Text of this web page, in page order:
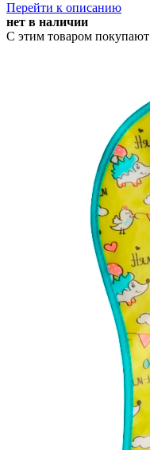
Перейти к описанию
нет в наличии
С этим товаром покупают